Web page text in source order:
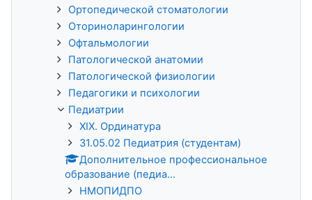
Ортопедической стоматологии
Оториноларингологии
Офтальмологии
Патологической анатомии
Патологической физиологии
Педагогики и психологии
Педиатрии
XIX. Ординатура
31.05.02 Педиатрия (студентам)
Дополнительное профессиональное
образование (педиа...
НМОПИДПО